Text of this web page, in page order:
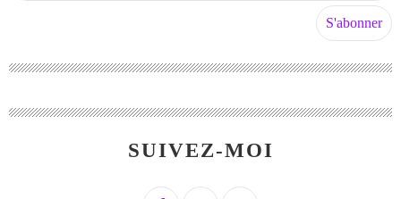
SUIVEZ-MOI